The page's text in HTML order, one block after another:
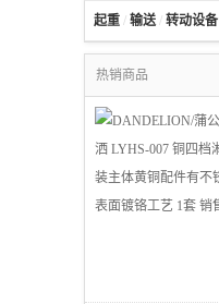
起重 / 输送/ 转动设备
热销商品